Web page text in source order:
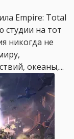
Empire: Total
студии на тот
никогда не
океаны,...